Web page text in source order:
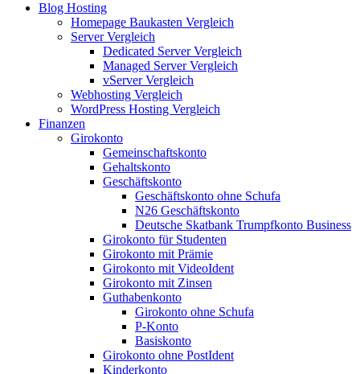
Blog Hosting
Homepage Baukasten Vergleich
Server Vergleich
Dedicated Server Vergleich
Managed Server Vergleich
vServer Vergleich
Webhosting Vergleich
WordPress Hosting Vergleich
Finanzen
Girokonto
Gemeinschaftskonto
Gehaltskonto
Geschäftskonto
Geschäftskonto ohne Schufa
N26 Geschäftskonto
Deutsche Skatbank Trumpfkonto Business
Girokonto für Studenten
Girokonto mit Prämie
Girokonto mit VideoIdent
Girokonto mit Zinsen
Guthabenkonto
Girokonto ohne Schufa
P-Konto
Basiskonto
Girokonto ohne PostIdent
Kinderkonto